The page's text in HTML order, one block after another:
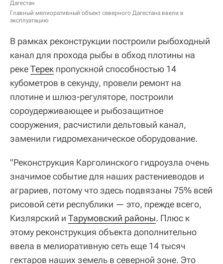
Дагестан
Главный мелиоративный объект северного Дагестана ввели в
эксплуатацию
В рамках реконструкции построили рыбоходный
канал для прохода рыбы в обход плотины на
рекеТерек пропускной способностью 14
кубометров в секунду, провели ремонт на
плотине и шлюз-регуляторе, построили
сороудерживающее и рыбозащитное
сооружения, расчистили дельтовый канал,
заменили гидромеханическое оборудование.
"Реконструкция Карголинского гидроузла очень
значимое событие для наших растениеводов и
аграриев, потому что здесь подвязаны 75% всей
рисовой сети республики — это, прежде всего,
Кизлярский и Тарумовский районы. Плюс к
этому реконструкция объекта дополнительно
ввела в мелиоративную сеть еще 14 тысяч
гектаров наших земель в северной зоне. Это